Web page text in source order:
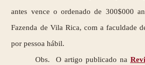
antes vence o ordenado de 300$000
Fazenda de Vila Rica, com a faculdade
por pessoa hábil.
Obs. O artigo publicado na